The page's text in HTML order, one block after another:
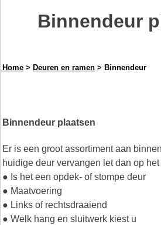
Binnendeur
Home > Deuren en ramen > Binnendeur
Binnendeur plaatsen
Er is een groot assortiment aan
huidige deur vervangen let dan op
● Is het een opdek- of stompe deur
● Maatvoering
● Links of rechtsdraaiend
● Welk hang en sluitwerk kiest u